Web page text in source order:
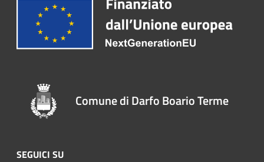
Comune di Darfo Boario Terme
SEGUICI SU